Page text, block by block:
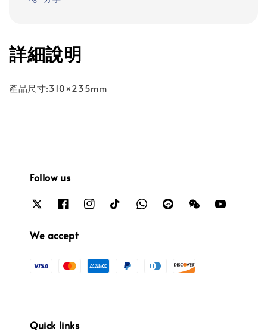
詳細說明
產品尺寸:310×235mm
Follow us
We accept
Quick links